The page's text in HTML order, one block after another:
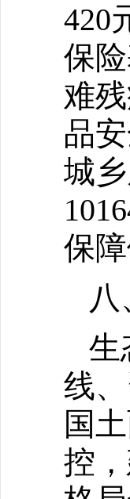
420
保
难
品
城
保障
生
线
国
控